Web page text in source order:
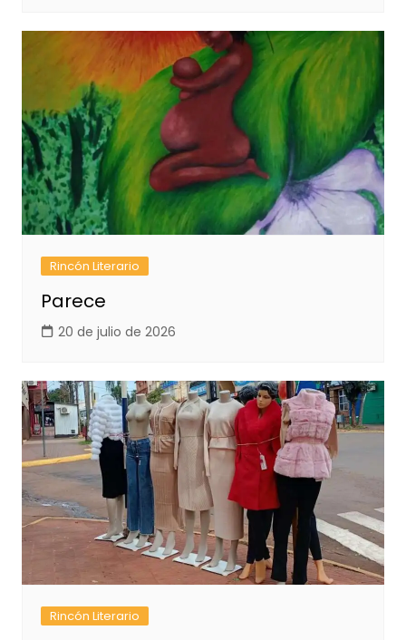
Rincón Literario
Parece
20 de julio de 2026
Rincón Literario